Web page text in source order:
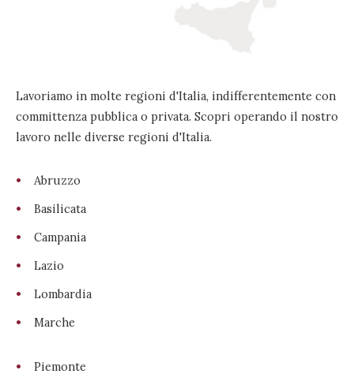
Lavoriamo in molte regioni d'Italia, indifferentemente con
committenza pubblica o privata. Scopri operando il nostro
lavoro nelle diverse regioni d'Italia.
Abruzzo
Basilicata
Campania
Lazio
Lombardia
Marche
Piemonte